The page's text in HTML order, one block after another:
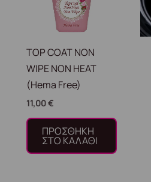
TOP COAT NON
WIPE NON HEAT
(Hema Free)
11,00€
ΠΡΟΣΘΉΚΗ
ΣΤΟ ΚΑΛΆΘΙ